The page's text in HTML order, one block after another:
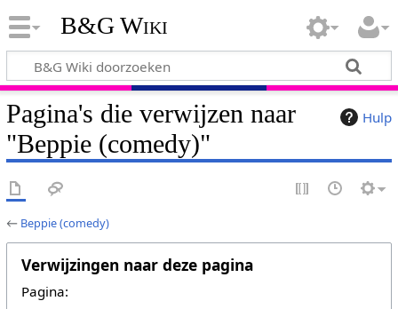
B&G Wiki
Hulp
Pagina's die verwijzen naar
"Beppie (comedy)"
← Beppie (comedy)
Verwijzingen naar deze pagina
Pagina: